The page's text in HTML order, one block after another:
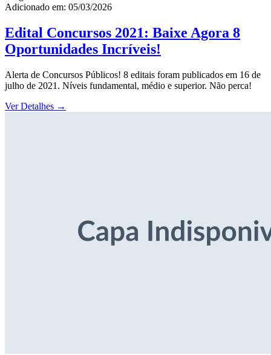
Adicionado em: 05/03/2026
Edital Concursos 2021: Baixe Agora 8
Oportunidades Incríveis!
Alerta de Concursos Públicos! 8 editais foram publicados em 16 de
julho de 2021. Níveis fundamental, médio e superior. Não perca!
Ver Detalhes →